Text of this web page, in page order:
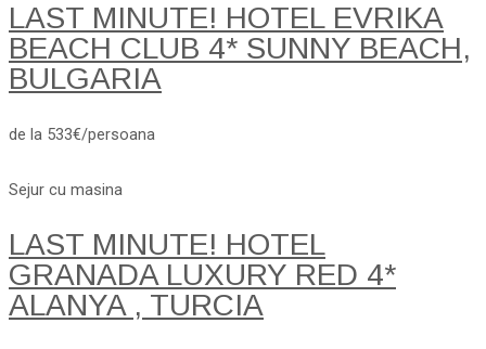
LAST MINUTE! HOTEL EVRIKA
BEACH CLUB 4* SUNNY BEACH,
BULGARIA
de la 533€/persoana
Sejur cu masina
LAST MINUTE! HOTEL
GRANADA LUXURY RED 4*
ALANYA , TURCIA